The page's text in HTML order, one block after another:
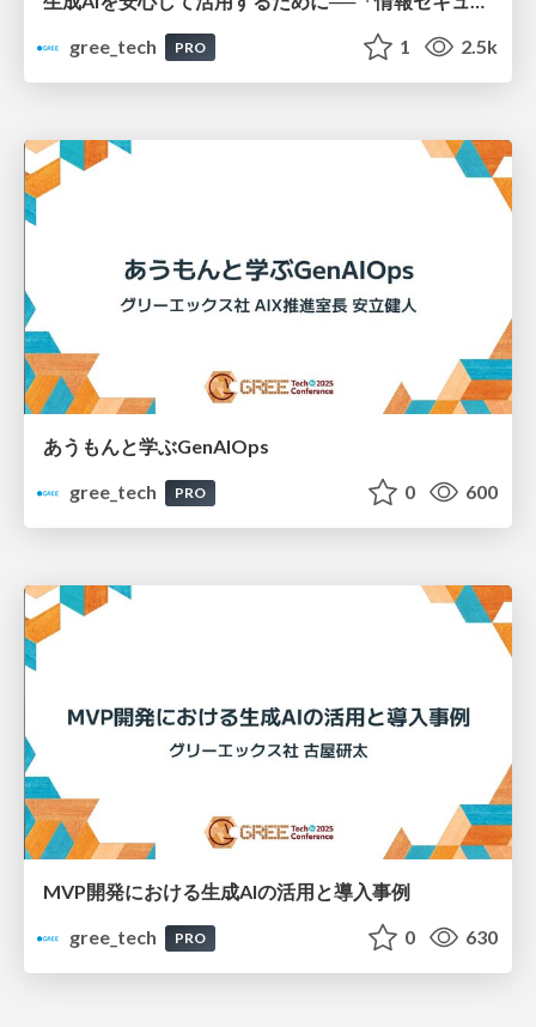
gree_tech
PRO 1 2.5k
あうもんと学ぶGenAIOps
gree_tech
PRO 0 600
MVP開発における生成AIの活用と導入事例
gree_tech
PRO 0 630